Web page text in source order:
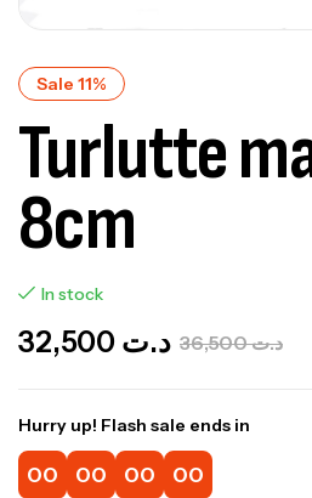
Sale 11%
Turlutte
8cm
In stock
د.ت36,500 د.ت
Hurry up! Flash sale ends in
00 00 00 00